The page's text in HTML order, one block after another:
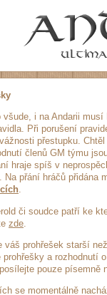
všude, i na Andarii musí
Při porušení
přestupku.
členů GM týmu
hraje spíš v
Na přání hráčů přidána
.
či soudce patří ke
zde
váš prohřešek starší
prohřešky a rozhodnutí
pouze písemně
se momentálně